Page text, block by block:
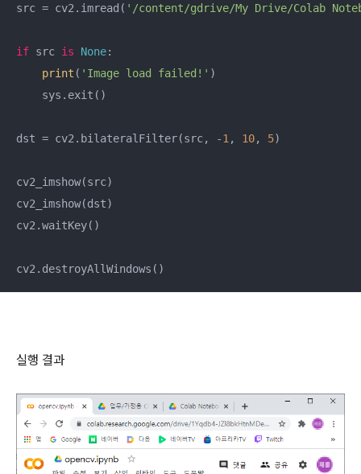
src = cv2.imread( '/content/gdrive/My Drive/Colab
if src is None:
print ( 'Image load failed!' )
    sys.exit()
dst = cv2.bilateralFilter(src, -1 , 10, 5)
cv2_imshow(src)
cv2_imshow(dst)
cv2.waitKey()
실행 결과